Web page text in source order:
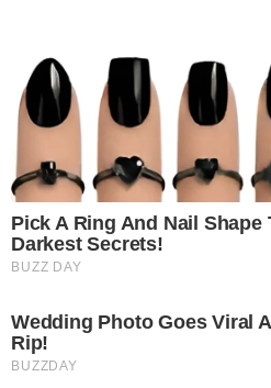
Pick A Ring And Nail Shape
Darkest Secrets!
BUZZ DAY
Wedding Photo Goes Viral
Rip!
BUZZDAY